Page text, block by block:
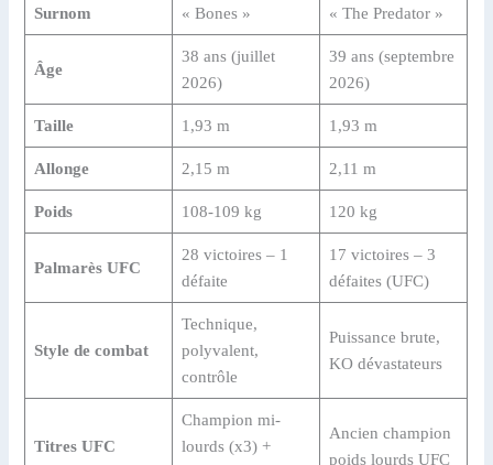
Surnom « Bones » « The Predator »
Âge
38 ans (juillet
2026)
39 ans (septembre
2026)
Taille 1,93 m 1,93 m
Allonge 2,15 m 2,11 m
Poids 108-109 kg 120 kg
Palmarès UFC
28 victoires – 1
défaite
17 victoires – 3
défaites (UFC)
Style de combat
Technique,
polyvalent,
contrôle
Puissance brute,
KO dévastateurs
Titres UFC
Champion mi-
lourds (x3) +
Ancien champion
poids lourds UFC